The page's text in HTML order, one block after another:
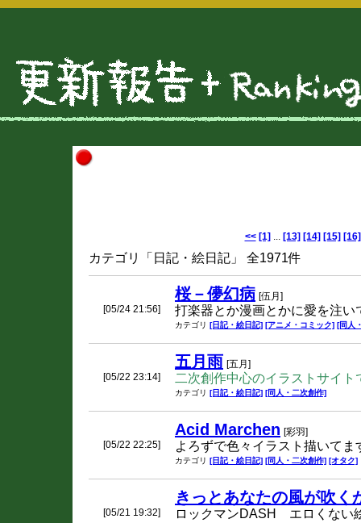
<< [1] ... [13] [14] [15] [16]
カテゴリ「日記・絵日記」 全1971件
[05/24 21:56]
桜－儚幻病 [伍月]
打楽器とか漫画とかに愛を注い
カテゴリ [日記・絵日記] [アニメ・コミック] [同人
[05/22 23:14]
五月雨 [五月]
二次創作中心のイラストサイト
カテゴリ [日記・絵日記] [同人・二次創作]
[05/22 22:25]
Acid Marchen [彩羽]
よろずで色々イラスト描いてま
カテゴリ [日記・絵日記] [同人・二次創作] [オタク]
[05/21 19:32]
きっとあなたの風が吹く
ロックマンDASH エロくない